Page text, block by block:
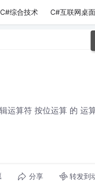
C#综合技术
运算符 按位运算 的 运
分享 转发到